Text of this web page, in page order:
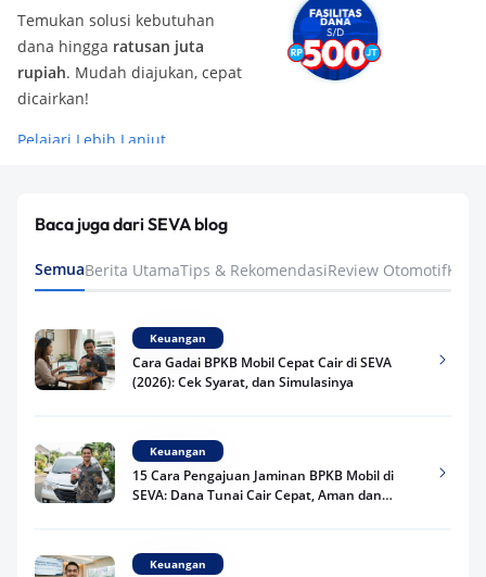
Temukan solusi kebutuhan
dana hingga ratusan juta
rupiah. Mudah diajukan, cepat
dicairkan!
Pelajari Lebih Lanjut
Baca juga dari SEVA blog
SemuaBerita UtamaTips & RekomendasiReview Otomotif
Keuangan
Cara Gadai BPKB Mobil Cepat Cair di SEVA
(2026): Cek Syarat, dan Simulasinya
Keuangan
15 Cara Pengajuan Jaminan BPKB Mobil di
SEVA: Dana Tunai Cair Cepat, Aman dan
Keuangan